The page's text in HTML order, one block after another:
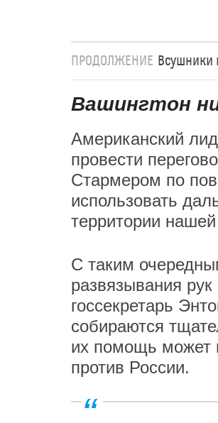
ПРОДОЛЖЕНИЕ Всушники
Вашингтон
Американский
провести
Стармером по
использовать
территории
С таким
развязывания
госсекретарь
собираются
их помощь может
против России.